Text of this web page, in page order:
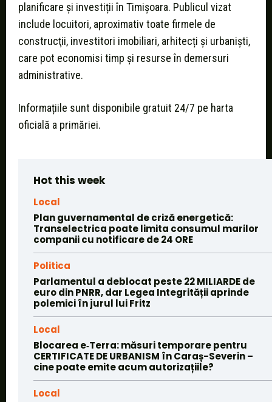
planificare și investiții în Timișoara. Publicul vizat
include locuitori, aproximativ toate firmele de
construcţii, investitori imobiliari, arhitecți și urbaniști,
care pot economisi timp și resurse în demersuri
administrative.
Informațiile sunt disponibile gratuit 24/7 pe harta
oficială a primăriei.
Hot this week
Local
Plan guvernamental de criză energetică:
Transelectrica poate limita consumul marilor
companii cu notificare de 24 ORE
Politica
Parlamentul a deblocat peste 22 MILIARDE de
euro din PNRR, dar Legea Integrității aprinde
polemici în jurul lui Fritz
Local
Blocarea e‑Terra: măsuri temporare pentru
CERTIFICATE DE URBANISM în Caraș-Severin –
cine poate emite acum autorizațiile?
Local